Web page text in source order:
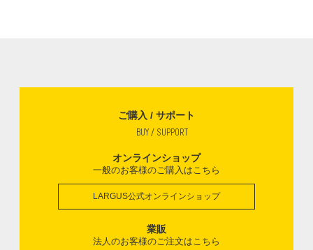
ご購入 / サポート
BUY / SUPPORT
オンラインショップ
一般のお客様のご購入はこちら
LARGUS公式オンラインショップ
業販
法人のお客様のご注文はこちら